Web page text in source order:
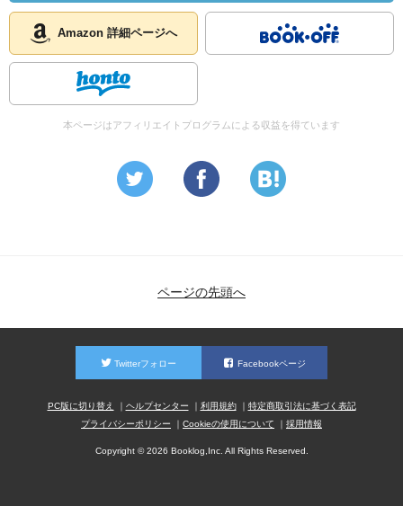
Amazon 詳細ページへ
本ページはアフィリエイトプログラムによる収益を得ています
ページの先頭へ
Twitterフォロー Facebookページ
PC版に切り替え ヘルプセンター 利用規約
特定商取引法に基づく表記
プライバシーポリシー
Cookieの使用について 採用情報
Copyright © 2026 Booklog,Inc. All Rights Reserved.